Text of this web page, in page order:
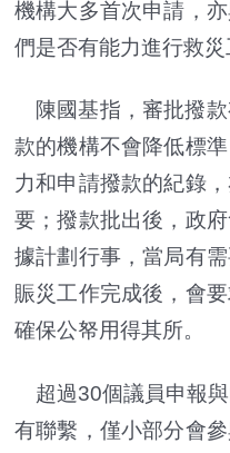
機構大多首次申請，
們是否有能力進行救
陳國基指，審批撥
款的機構不會降低標
力和申請撥款的紀錄
要；撥款批出後，政
據計劃行事，當局有
賑災工作完成後，會
確保公帑用得其所。
超過30個議員申報
有聯繫，僅小部分會